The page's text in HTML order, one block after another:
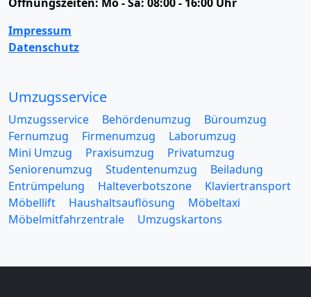
Impressum
Datenschutz
Umzugsservice
Umzugsservice Behördenumzug
Büroumzug
Fernumzug
Firmenumzug
Laborumzug
Mini Umzug
Praxisumzug
Privatumzug
Seniorenumzug
Studentenumzug
Beiladung
Entrümpelung
Halteverbotszone
Klaviertransport
Möbellift
Haushaltsauflösung
Möbeltaxi
Möbelmitfahrzentrale
Umzugskartons